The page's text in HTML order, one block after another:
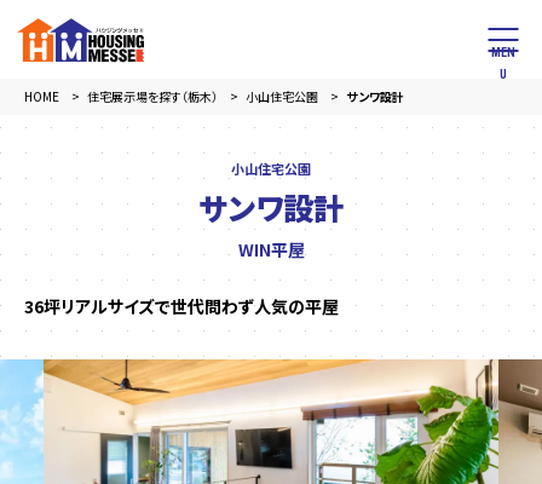
HOME 住宅展示場を探す（栃木） 小山住宅公園 サンワ設計
小山住宅公園
サンワ設計
WIN平屋
36坪リアルサイズで世代問わず人気の平屋